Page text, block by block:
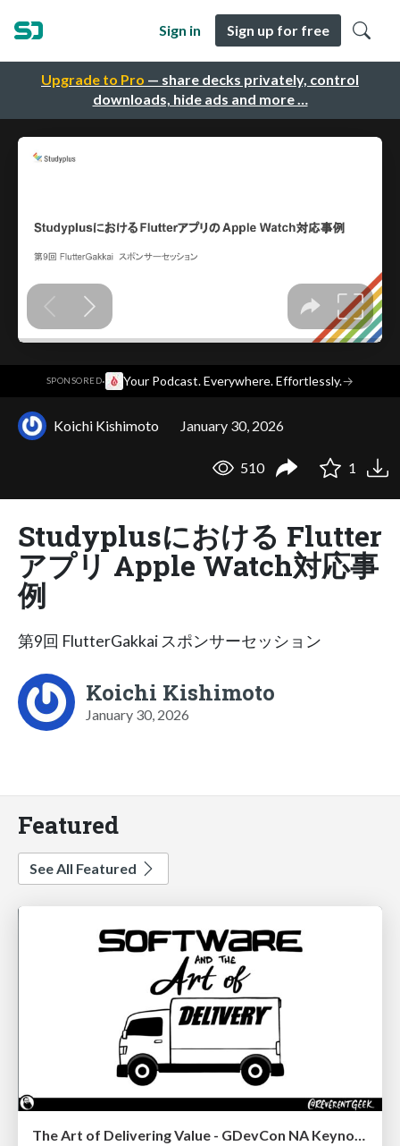
Upgrade to Pro — share decks privately, control
downloads, hide ads and more …
Sign in Sign up for free
SPONSORED· Your Podcast. Everywhere. Effortlessly.→
Koichi Kishimoto January 30, 2026
510 1
Studyplusにおける Flutter
アプリ Apple Watch対応事
例
第9回 FlutterGakkai スポンサーセッション
Koichi Kishimoto
January 30, 2026
Featured
See All Featured
The Art of Delivering Value - GDevCon NA Keynote